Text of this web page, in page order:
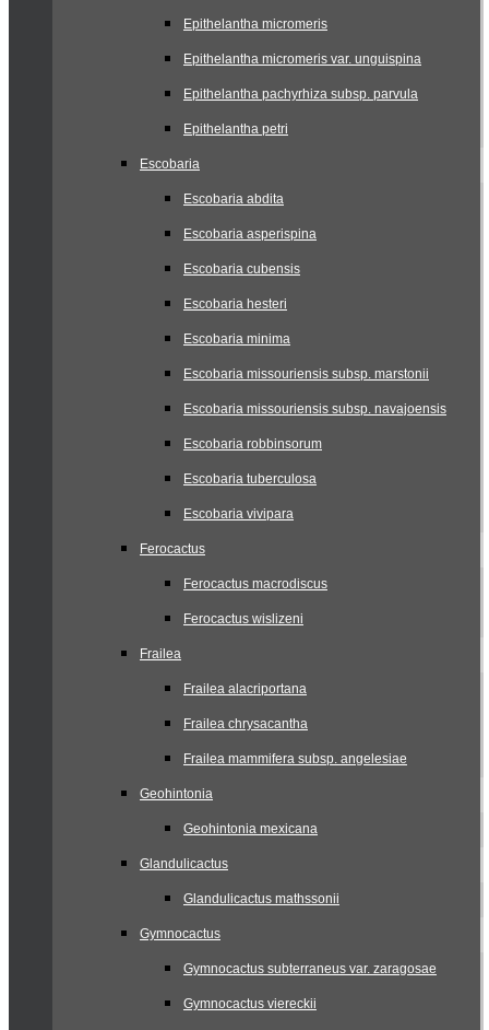
Epithelantha micromeris
Epithelantha micromeris var. unguispina
Epithelantha pachyrhiza subsp. parvula
Epithelantha petri
Escobaria
Escobaria abdita
Escobaria asperispina
Escobaria cubensis
Escobaria hesteri
Escobaria minima
Escobaria missouriensis subsp. marstonii
Escobaria missouriensis subsp. navajoensis
Escobaria robbinsorum
Escobaria tuberculosa
Escobaria vivipara
Ferocactus
Ferocactus macrodiscus
Ferocactus wislizeni
Frailea
Frailea alacriportana
Frailea chrysacantha
Frailea mammifera subsp. angelesiae
Geohintonia
Geohintonia mexicana
Glandulicactus
Glandulicactus mathssonii
Gymnocactus
Gymnocactus subterraneus var. zaragosae
Gymnocactus viereckii